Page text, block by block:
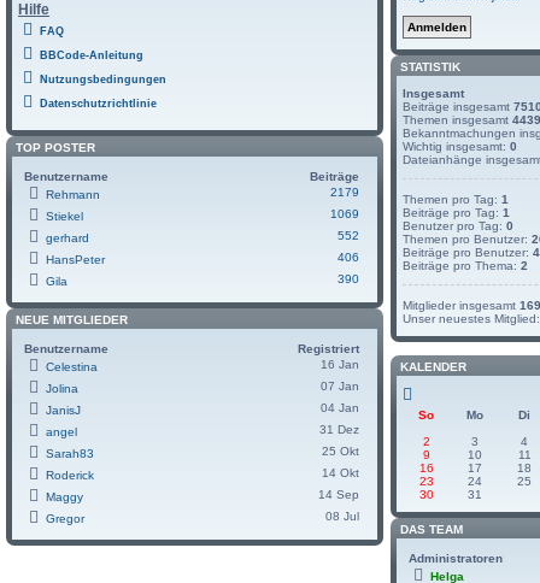
Hilfe
FAQ
BBCode-Anleitung
Nutzungsbedingungen
Datenschutzrichtlinie
TOP POSTER
Benutzername
Beiträge
Rehmann
2179
Stiekel
1069
gerhard
552
HansPeter
406
Gila
390
NEUE MITGLIEDER
Benutzername
Registriert
Celestina
16 Jan
Jolina
07 Jan
JanisJ
04 Jan
angel
31 Dez
Sarah83
25 Okt
Roderick
14 Okt
Maggy
14 Sep
Gregor
08 Jul
STATISTIK
Insgesamt
Beiträge insgesamt
Themen insgesamt 4439
Bekanntmachungen
Wichtig insgesamt: 0
Dateianhänge
Themen pro Tag: 1
Beiträge pro Tag: 1
Benutzer pro Tag: 0
Themen pro Benutzer:
Beiträge pro Benutzer:
Beiträge pro Thema: 2
Mitglieder insgesamt 169
Unser neuestes
KALENDER
So Mo
Di
2
3
4
9
10
11
16
17
18
23
24
25
30
31
DAS TEAM
Administratoren
Helga